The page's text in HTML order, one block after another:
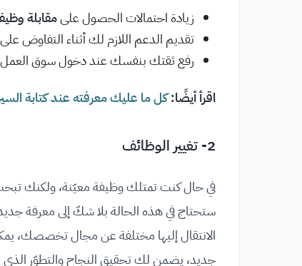
زيادة احتمالات الحصول علىمقابلة
تقديم الدعم اللازم لك أثناء التفاوض
رفع ثقتك بنفسك عند دخول سوق
اقرأ أيضًا:كل ما عليك معرفته عند كتابة
2- تغيير الوظائف
في حال كنت تمتلك وظيفة معيّنة، ولكنك
ستحتاج في هذه الحالة بلا شكّ إلى معرفة
الانتقال إليها مختلفة عن مجال تخصصك،
جديد، يضمن لك تحقيق النجاح والتطوّر الذي